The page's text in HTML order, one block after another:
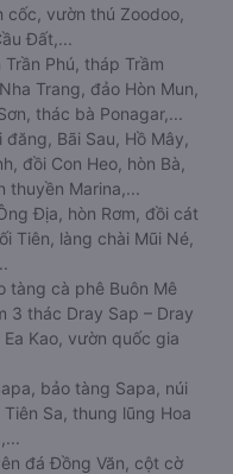
cốc, vườn thú Zoodoo,
Đất,...
Trần Phú, tháp Trầm
Trang, đảo Hòn Mun,
thác bà Ponagar,...
đăng, Bãi Sau, Hồ Mây,
đồi Con Heo, hòn Bà,
thuyền Marina,...
Địa, hòn Rơm, đồi cát
Tiên, làng chài Mũi Né,
tàng cà phê Buôn Mê
3 thác Dray Sap – Dray
Kao, vườn quốc gia
bảo tàng Sapa, núi
Sa, thung lũng Hoa
đá Đồng Văn, cột cờ